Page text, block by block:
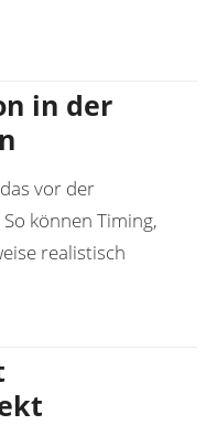
in der
vor der
können Timing,
realistisch